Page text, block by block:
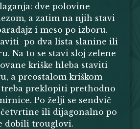
dve polovine
a zatim na njih stavi
i meso po izboru.
po dva lista slanine ili
Na to se stavi sloj zelene
kriške hleba staviti
a preostalom kriškom
preklopiti prethodno
Po želji se sendvič
četvrtine ili dijagonalno po
dobili trouglovi.